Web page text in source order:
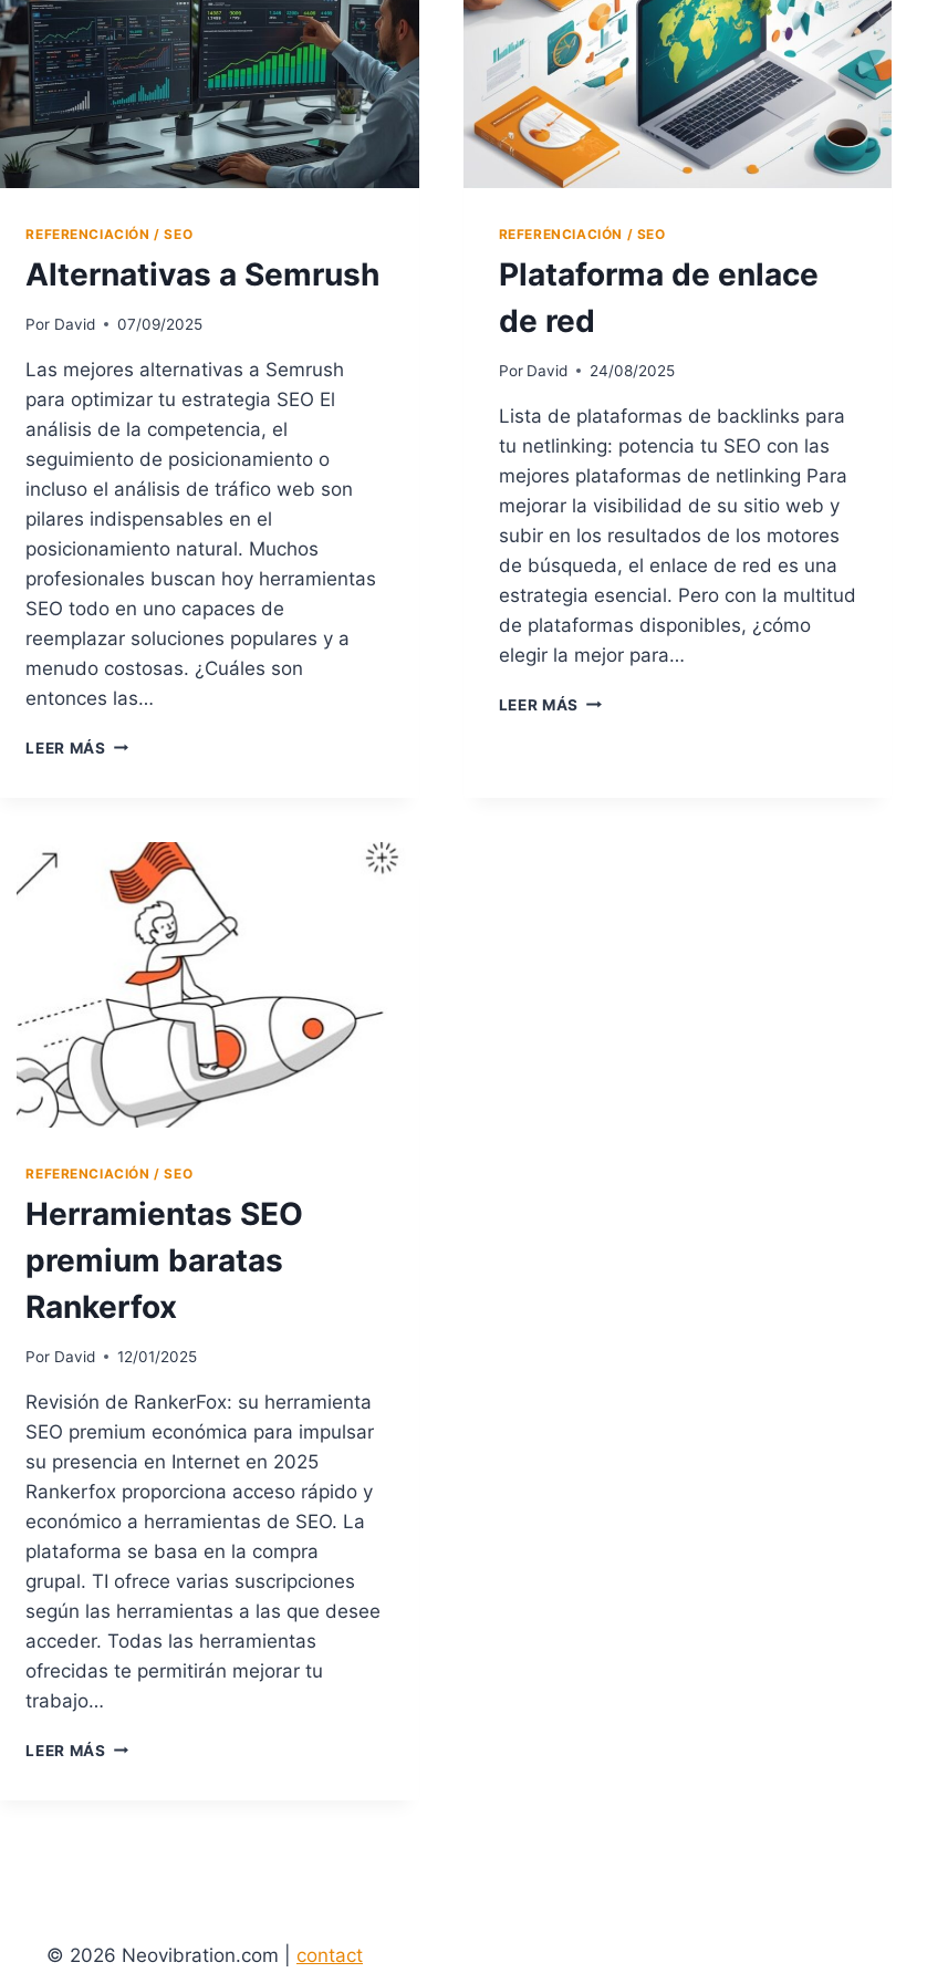
REFERENCIACIÓN / SEO
Alternativas a Semrush
Por David 07/09/2025
Las mejores alternativas a Semrush
para optimizar tu estrategia SEO El
análisis de la competencia, el
seguimiento de posicionamiento o
incluso el análisis de tráfico web son
pilares indispensables en el
posicionamiento natural. Muchos
profesionales buscan hoy herramientas
SEO todo en uno capaces de
reemplazar soluciones populares y a
menudo costosas. ¿Cuáles son
entonces las…
LEER MÁS ALTERNATIVAS
REFERENCIACIÓN / SEO
Plataforma de enlace
de red
Por David 24/08/2025
Lista de plataformas de backlinks para
tu netlinking: potencia tu SEO con las
mejores plataformas de netlinking Para
mejorar la visibilidad de su sitio web y
subir en los resultados de los motores
de búsqueda, el enlace de red es una
estrategia esencial. Pero con la multitud
de plataformas disponibles, ¿cómo
elegir la mejor para…
LEER MÁS PLATAFORMA
REFERENCIACIÓN / SEO
Herramientas SEO
premium baratas
Rankerfox
Por David 12/01/2025
Revisión de RankerFox: su herramienta
SEO premium económica para impulsar
su presencia en Internet en 2025
Rankerfox proporciona acceso rápido y
económico a herramientas de SEO. La
plataforma se basa en la compra
grupal. TI ofrece varias suscripciones
según las herramientas a las que desee
acceder. Todas las herramientas
ofrecidas te permitirán mejorar tu
trabajo…
LEER MÁS HERRAMIENTAS
© 2026 Neovibration.com | contact